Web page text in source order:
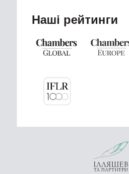
Наші рейтинги